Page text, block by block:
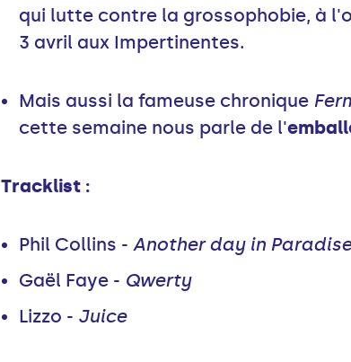
qui lutte contre la grossophobie, à
3 avril aux Impertinentes.
Mais aussi la fameuse chronique
cette semaine nous parle de l'
Tracklist :
Phil Collins - Another day in Paradise
Gaël Faye - Qwerty
Lizzo - Juice